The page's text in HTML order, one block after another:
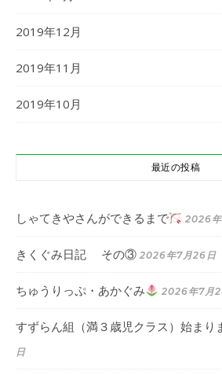
2019年12月
2019年11月
2019年10月
最近の投稿
しゃてきやさんができるまで 2026
きくぐみ日記 その③ 2026年7月26日
ちゅうりっぷ・あかぐみ 2026年7月
すずらん組（満３歳児クラス）始まり
日